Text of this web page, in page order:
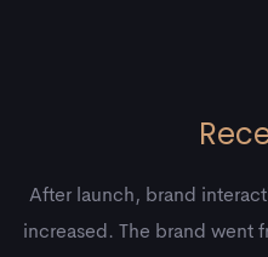
After launch, brand
increased. The brand went